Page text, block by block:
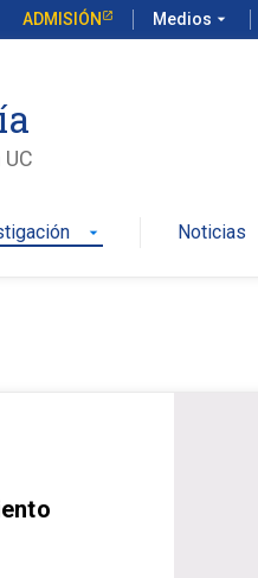
ADMISIÓN Medios arrow_drop_down
arrow_drop_down Noticias